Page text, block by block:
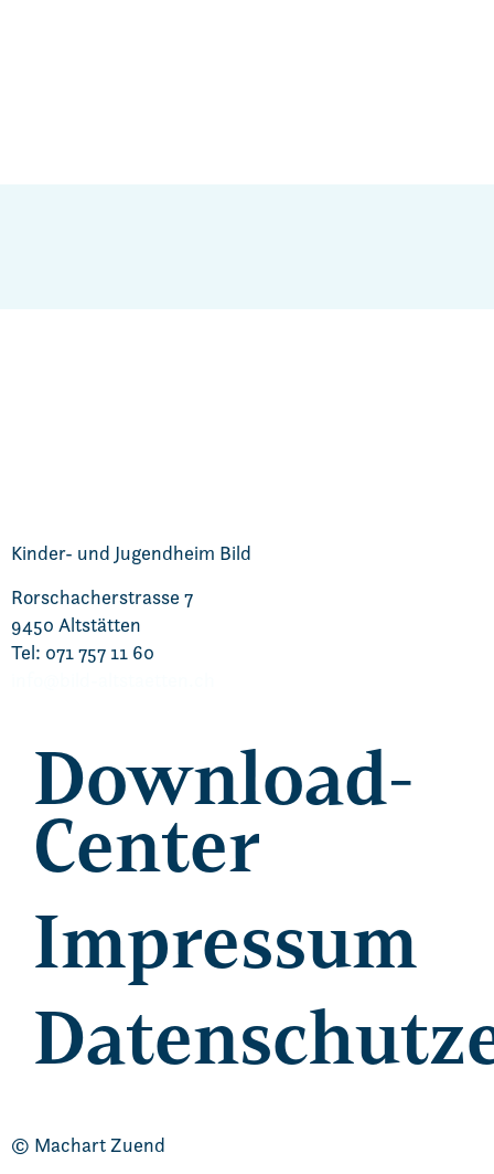
Kinder- und Jugendheim Bild
Rorschacherstrasse 7
9450 Altstätten
Tel: 071 757 11 60
Download-
Center
Impressum
© Machart Zuend